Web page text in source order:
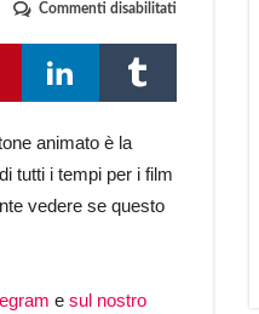
Commenti disabilitati
2
miliardo!
animato è la
tutti i tempi per i film
vedere se questo
e sul nostro